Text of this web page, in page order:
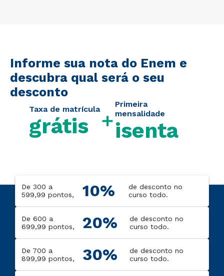
Informe sua nota do Enem e
descubra qual será o seu
desconto
Taxa de matrícula
grátis
Primeira
mensalidade
isenta
De 300 a
599,99 pontos,
10%
de desconto no
curso todo.
De 600 a
699,99 pontos,
20%
de desconto no
curso todo.
De 700 a
899,99 pontos,
30%
de desconto no
curso todo.